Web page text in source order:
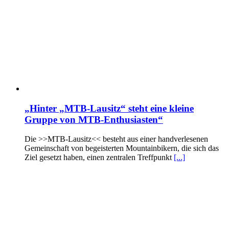
„Hinter „MTB-Lausitz“ steht eine kleine
Gruppe von MTB-Enthusiasten“
Die >>MTB-Lausitz<< besteht aus einer handverlesenen
Gemeinschaft von begeisterten Mountainbikern, die sich das
Ziel gesetzt haben, einen zentralen Treffpunkt [...]